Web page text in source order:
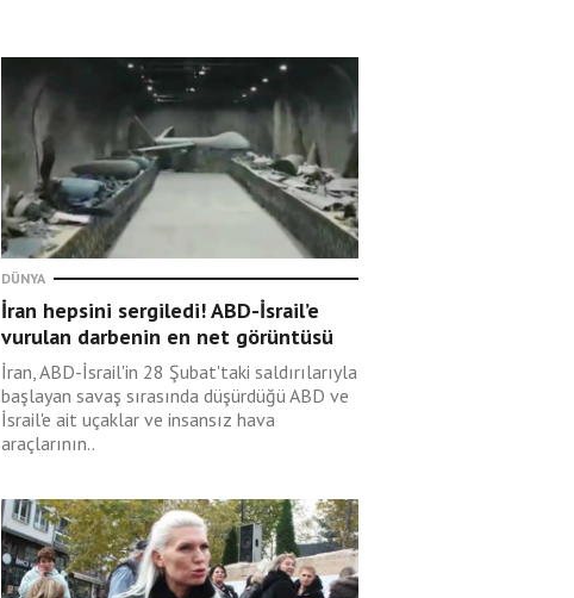
DÜNYA
İran hepsini sergiledi! ABD-İsrail’e
vurulan darbenin en net görüntüsü
İran, ABD-İsrail'in 28 Şubat'taki saldırılarıyla
başlayan savaş sırasında düşürdüğü ABD ve
İsrail'e ait uçaklar ve insansız hava
araçlarının..